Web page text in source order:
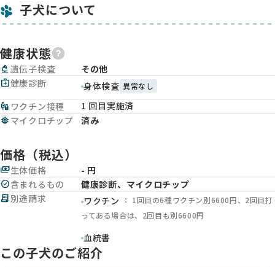
子犬について
健康状態
biotech 遺伝子検査
その他
medical_services健康診断 身体検査 異常なし
vaccines ワクチン接種
1 回目実施済
memory マイクロチップ 済み
価格（税込）
payments生体価格
- 円
check_circle含まれるもの
健康診断、マイクロチップ
receipt_long 別途請求 ワクチン
： 1回目の6種ワクチン別6600円、2回目打
ってある場合は、2回目も別6600円
血統書
この子犬のご紹介